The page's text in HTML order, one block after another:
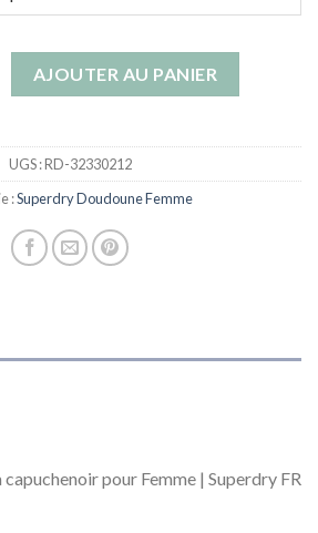
AJOUTER AU PANIER
UGS :RD-32330212
:Superdry Doudoune Femme
pour Femme | Superdry FR